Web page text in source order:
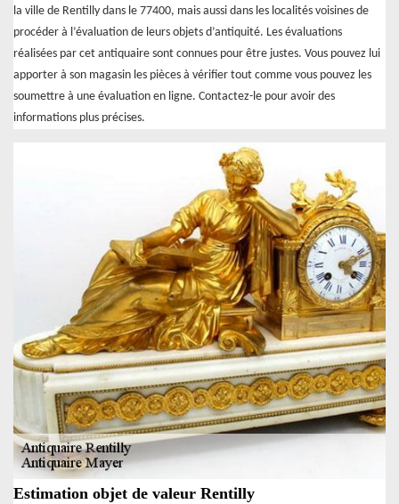
la ville de Rentilly dans le 77400, mais aussi dans les localités voisines de
procéder à l’évaluation de leurs objets d’antiquité. Les évaluations
réalisées par cet antiquaire sont connues pour être justes. Vous pouvez lui
apporter à son magasin les pièces à vérifier tout comme vous pouvez les
soumettre à une évaluation en ligne. Contactez-le pour avoir des
informations plus précises.
Estimation objet de valeur Rentilly